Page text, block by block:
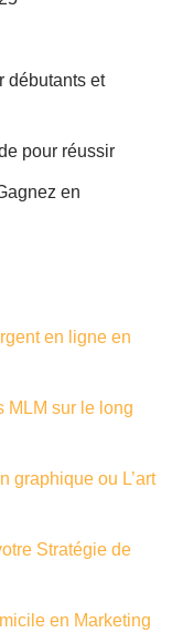
débutants et
pour réussir
en
en ligne en
MLM sur le long
graphique ou L’art
Stratégie de
en Marketing